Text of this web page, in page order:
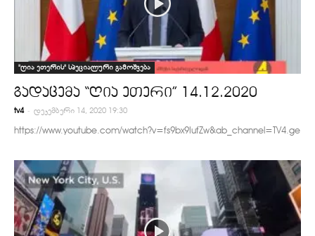
"ღია ეთერის" სპეციალური გამოშვება
გადაცემა “ღია ეთერი” 14.12.2020
tv4 - დეკემბერი 14, 2020 19:30
https://www.youtube.com/watch?v=fs9bx9IufZw&ab_channel=TV4.ge